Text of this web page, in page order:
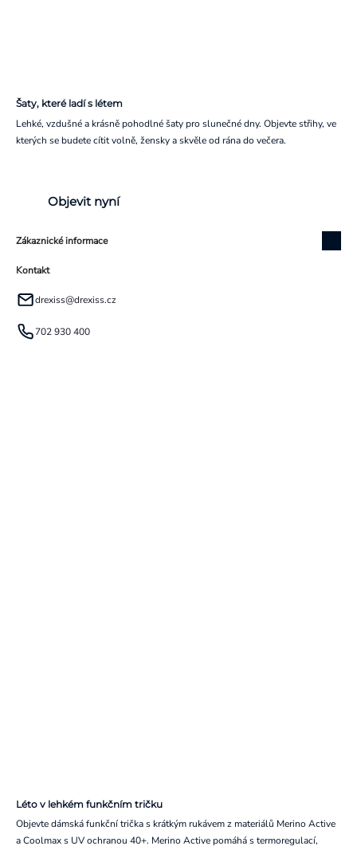
Šaty, které ladí s létem
Lehké, vzdušné a krásně pohodlné šaty pro slunečné dny. Objevte střihy, ve
kterých se budete cítit volně, žensky a skvěle od rána do večera.
Objevit nyní
Zákaznické informace
Kontakt
drexiss@drexiss.cz
702 930 400
Léto v lehkém funkčním tričku
Objevte dámská funkční trička s krátkým rukávem z materiálů Merino Active
a Coolmax s UV ochranou 40+. Merino Active pomáhá s termoregulací,